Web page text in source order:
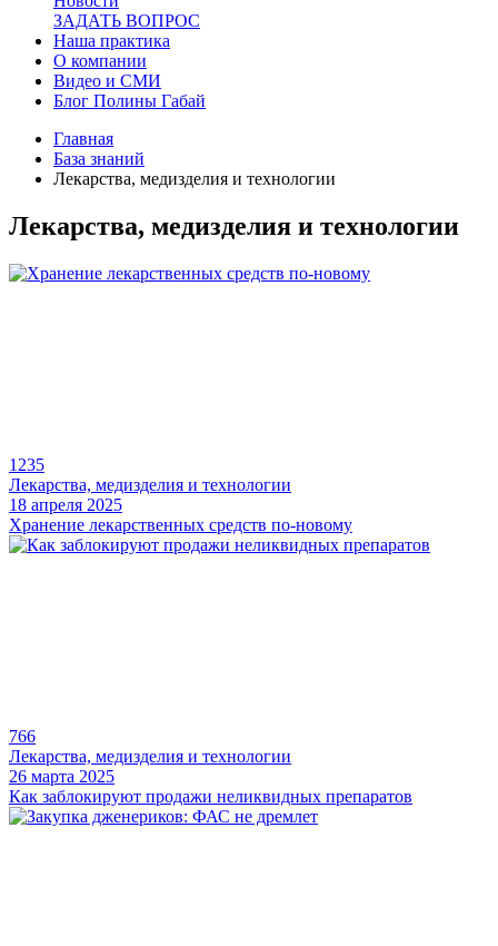
ЗАДАТЬ ВОПРОС
Наша практика
О компании
Видео и СМИ
Блог Полины Габай
Главная
База знаний
Лекарства, медизделия и технологии
Лекарства, медизделия и технологии
1235
Лекарства, медизделия и технологии
18 апреля 2025
Хранение лекарственных средств по-новому
766
Лекарства, медизделия и технологии
26 марта 2025
Как заблокируют продажи неликвидных препаратов